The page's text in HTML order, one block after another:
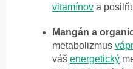
vitamínov a
Mangán a
metabolizmus
váš energetický